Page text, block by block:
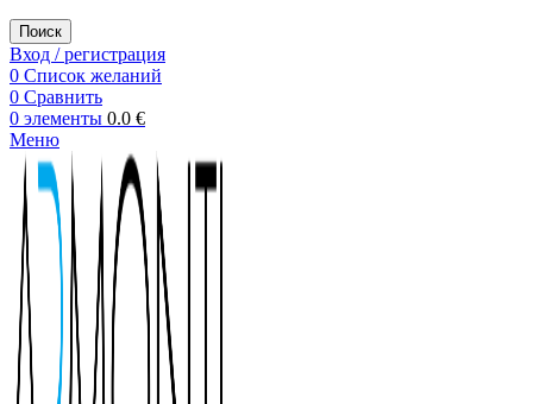
Поиск
Вход / регистрация
0 Список желаний
0 Сравнить
0 элементы 0.0 €
Меню